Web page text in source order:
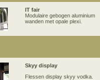
IT fair
Modulaire gebogen aluminium
wanden met opale plexi.
Skyy display
Flessen display skyy vodka.